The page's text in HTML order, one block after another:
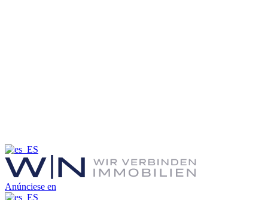
Anúnciese en